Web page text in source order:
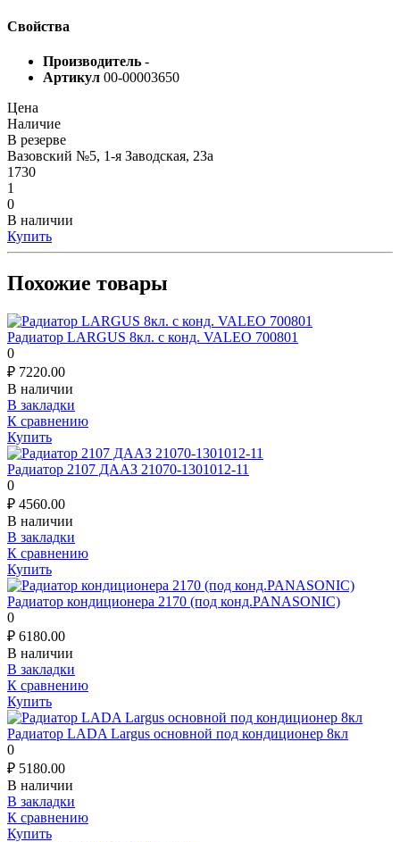
Свойства
Производитель -
Артикул 00-00003650
Цена
Наличие
В резерве
Вазовский №5, 1-я Заводская, 23а
1730
1
0
В наличии
Купить
Похожие товары
Радиатор LARGUS 8кл. с конд. VALEO 700801
0
₽ 7220.00
В наличии
В закладки
К сравнению
Купить
Радиатор 2107 ДААЗ 21070-1301012-11
0
₽ 4560.00
В наличии
В закладки
К сравнению
Купить
Радиатор кондиционера 2170 (под конд.PANASONIC)
0
₽ 6180.00
В наличии
В закладки
К сравнению
Купить
Радиатор LADA Largus основной под кондиционер 8кл
0
₽ 5180.00
В наличии
В закладки
К сравнению
Купить